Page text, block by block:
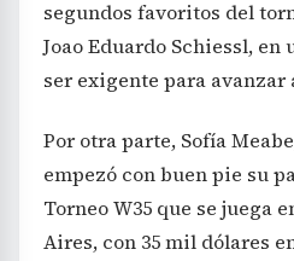
segundos favoritos del
Joao Eduardo Schiessl,
ser exigente para avanzar
Por otra parte, Sofía
empezó con buen pie su
Torneo W35 que se juega
Aires, con 35 mil dólares